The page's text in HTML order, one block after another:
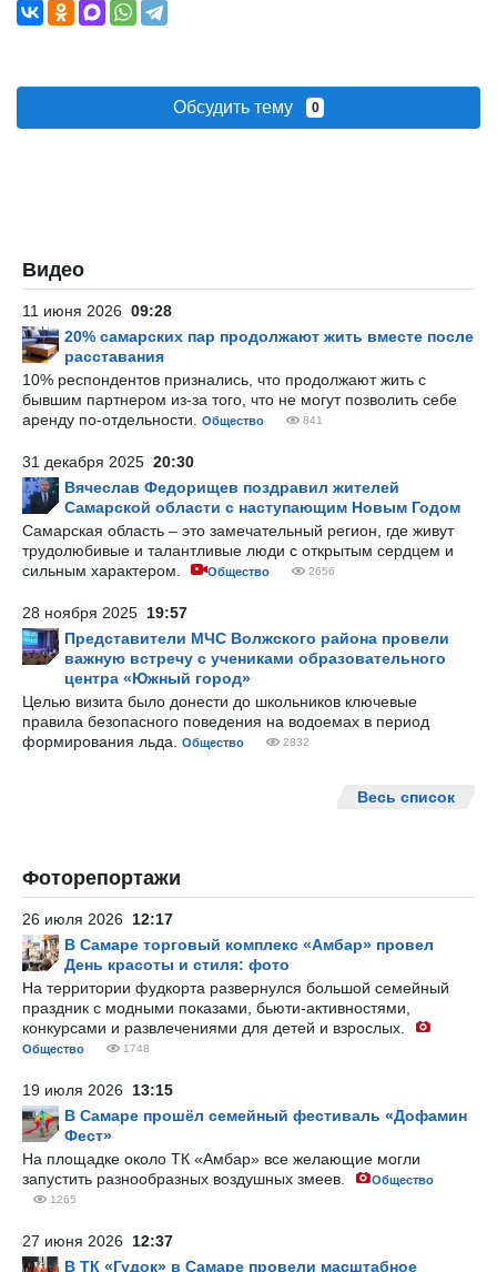
Обсудить тему 0
Видео
11 июня 2026 09:28
20% самарских пар продолжают жить вместе после
расставания
10% респондентов признались, что продолжают жить с
бывшим партнером из-за того, что не могут позволить себе
аренду по-отдельности.
Общество 841
31 декабря 2025 20:30
Вячеслав Федорищев поздравил жителей
Самарской области с наступающим Новым Годом
Самарская область – это замечательный регион, где живут
трудолюбивые и талантливые люди с открытым сердцем и
сильным характером.
Общество 2656
28 ноября 2025 19:57
Представители МЧС Волжского района провели
важную встречу с учениками образовательного
центра «Южный город»
Целью визита было донести до школьников ключевые
правила безопасного поведения на водоемах в период
формирования льда.
Общество 2832
Весь список
Фоторепортажи
26 июля 2026 12:17
В Самаре торговый комплекс «Амбар» провел
День красоты и стиля: фото
На территории фудкорта развернулся большой семейный
праздник с модными показами, бьюти-активностями,
конкурсами и развлечениями для детей и взрослых.
Общество 1748
19 июля 2026 13:15
В Самаре прошёл семейный фестиваль «Дофамин
Фест»
На площадке около ТК «Амбар» все желающие могли
запустить разнообразных воздушных змеев.
Общество
1265
27 июня 2026 12:37
В ТК «Гудок» в Самаре провели масштабное